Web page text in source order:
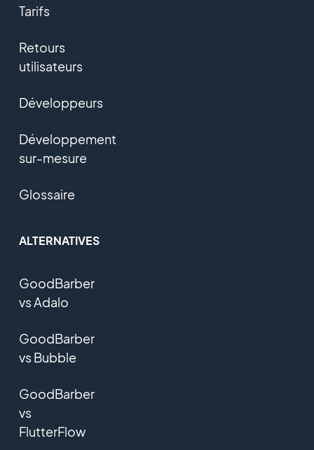
Tarifs
Retours
utilisateurs
Développeurs
Développement
sur-mesure
Glossaire
ALTERNATIVES
GoodBarber
vs Adalo
GoodBarber
vs Bubble
GoodBarber
vs
FlutterFlow